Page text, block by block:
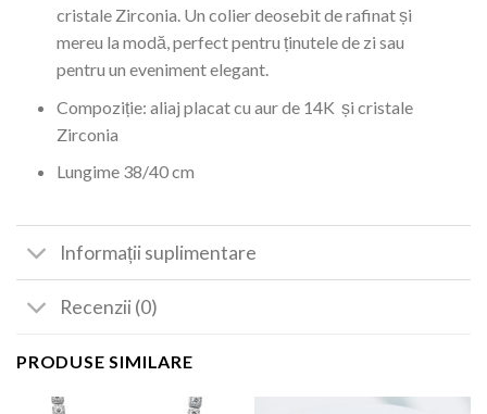
cristale Zirconia. Un colier deosebit de rafinat și
mereu la modă, perfect pentru ținutele de zi sau
pentru un eveniment elegant.
Compoziție: aliaj placat cu aur de 14K și cristale
Zirconia
Lungime 38/40 cm
Informații suplimentare
Recenzii (0)
PRODUSE SIMILARE